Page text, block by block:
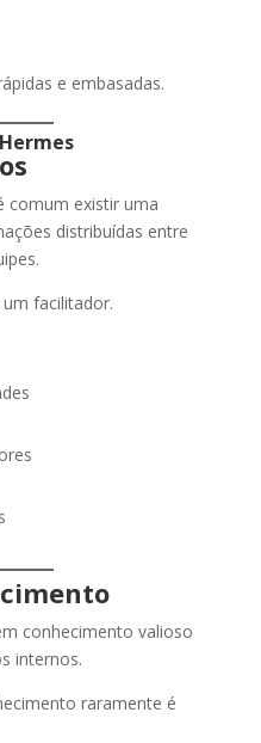
e embasadas.
comum existir uma
distribuídas entre
facilitador.
conhecimento valioso
internos.
raramente é